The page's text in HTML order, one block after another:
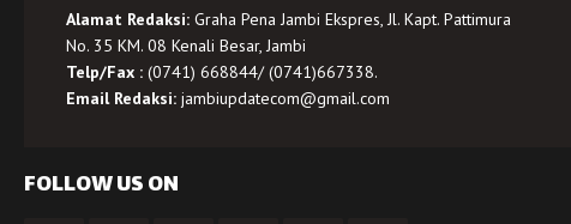
Alamat Redaksi:Graha Pena Jambi Ekspres, Jl. Kapt. Pattimura
No. 35 KM. 08 Kenali Besar, Jambi
Telp/Fax :(0741) 668844/ (0741)667338.
Email Redaksi: jambiupdatecom@gmail.com
FOLLOW US ON